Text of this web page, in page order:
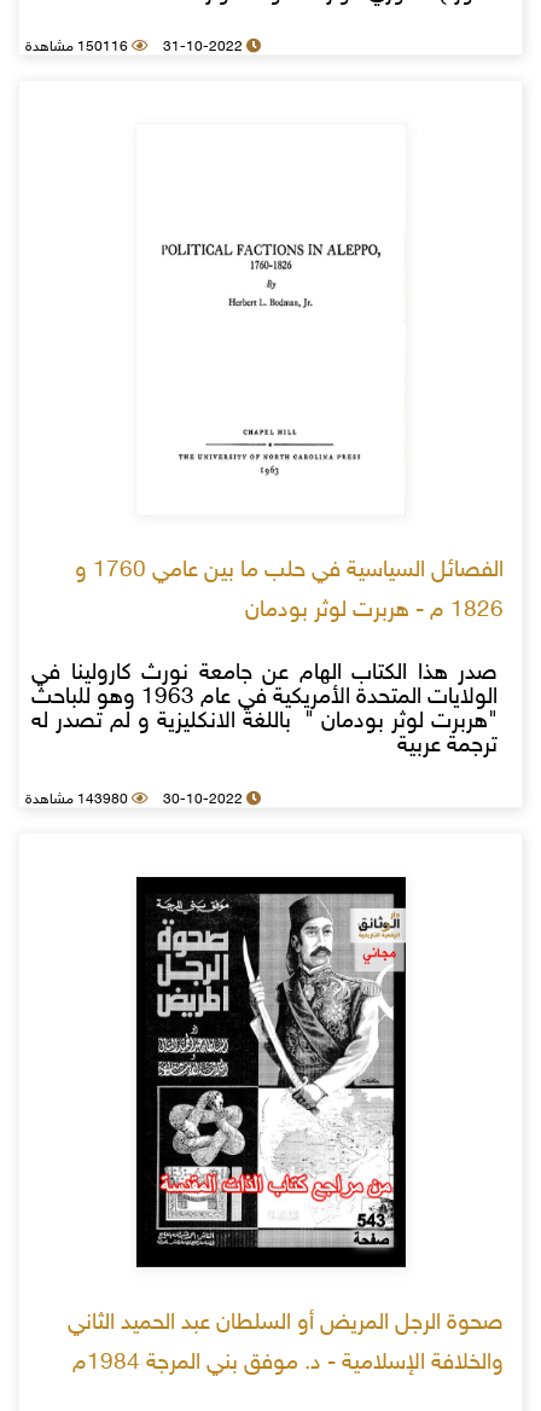
31-10-2022 150116 مشاهدة
الفصائل السياسية في حلب ما بين عامي 1760 و
1826 م - هربرت لوثر بودمان
صدر هذا الكتاب الهام عن جامعة نورث كارولينا في
الولايات المتحدة الأمريكية في عام 1963 وهو للباحث
"هربرت لوثر بودمان " باللغة الانكليزية و لم تصدر له
ترجمة عربية
30-10-2022 143980 مشاهدة
صحوة الرجل المريض أو السلطان عبد الحميد الثاني
والخلافة الإسلامية - د. موفق بني المرجة 1984م